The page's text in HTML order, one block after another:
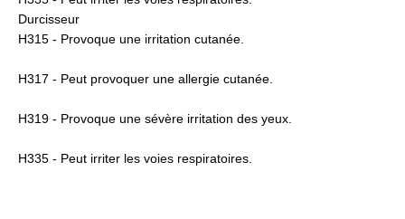
Durcisseur
H315 - Provoque une irritation cutanée.
H317 - Peut provoquer une allergie cutanée.
H319 - Provoque une sévère irritation des yeux.
H335 - Peut irriter les voies respiratoires.